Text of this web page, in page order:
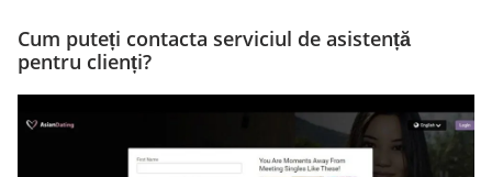
Cum puteți contacta serviciul de asistență
pentru clienți?